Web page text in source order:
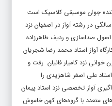
جوان موسیقی کلاسیک است
وی فعالیت هنری خود را از سن ۱۰ سالگی در رشته آواز در اصفهان نزد
اصول صداسازی و ردیف طاهرزاده
آواز استاد محمد رضا شجریان
خوانی نزد کامیار فانیان رفت و
علی اصغر شاهزیدی را
آواز تخصصی نزد استاد پیمان
متعدد با گروه‌های کهن خاموش